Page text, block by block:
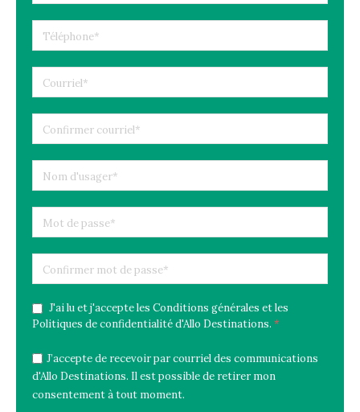
J'ai lu et j'accepte les Conditions générales et les
Politiques de confidentialité d'Allo Destinations. *
J’accepte de recevoir par courriel des communications
d'Allo Destinations. Il est possible de retirer mon
consentement à tout moment.